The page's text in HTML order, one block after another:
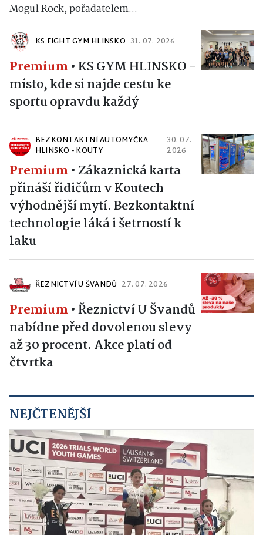
Mogul Rock, pořadatelem...
KS FIGHT GYM HLINSKO 31. 07. 2026
Premium • KS GYM HLINSKO –
místo, kde si najde cestu ke
sportu opravdu každý
BEZKONTAKTNÍ AUTOMYČKA
HLINSKO - KOUTY
30. 07.
2026
Premium • Zákaznická karta
přináší řidičům v Koutech
výhodnější mytí. Bezkontaktní
technologie láká i šetrností k
laku
ŘEZNICTVÍ U ŠVANDŮ 27. 07. 2026
Premium •Řeznictví U Švandů
nabídne před dovolenou slevy
až 30 procent. Akce platí od
čtvrtka
NEJČTENĚJŠÍ